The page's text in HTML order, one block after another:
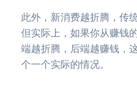
此外，新消费越折腾，传
但实际上，如果你从赚钱
端越折腾，后端越赚钱，
个一个实际的情况。